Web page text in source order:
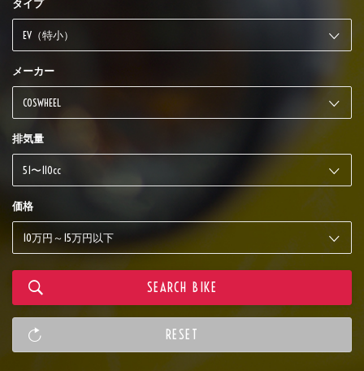
タイプ
メーカー
排気量
価格